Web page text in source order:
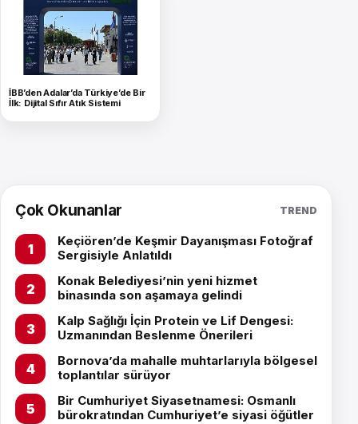
İBB’den Adalar’da Türkiye’de Bir
İlk: Dijital Sıfır Atık Sistemi
Çok Okunanlar TREND
Keçiören’de Keşmir Dayanışması Fotoğraf
Sergisiyle Anlatıldı
Konak Belediyesi’nin yeni hizmet
binasında son aşamaya gelindi
Kalp Sağlığı İçin Protein ve Lif Dengesi:
Uzmanından Beslenme Önerileri
Bornova’da mahalle muhtarlarıyla bölgesel
toplantılar sürüyor
Bir Cumhuriyet Siyasetnamesi: Osmanlı
bürokratından Cumhuriyet’e siyasi öğütler